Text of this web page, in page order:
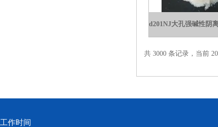
共 3000 条记录，当前
工作时间